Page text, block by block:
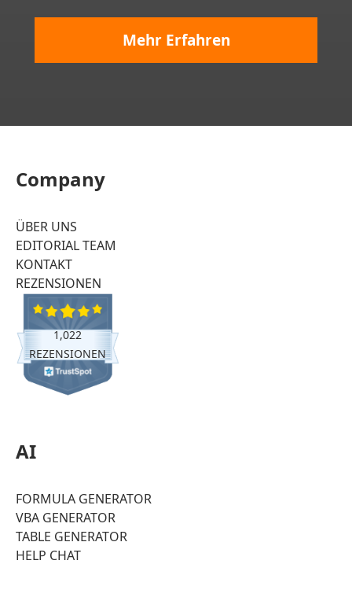
Mehr Erfahren
Company
ÜBER UNS
EDITORIAL TEAM
KONTAKT
REZENSIONEN
1,022
REZENSIONEN
AI
FORMULA GENERATOR
VBA GENERATOR
TABLE GENERATOR
HELP CHAT